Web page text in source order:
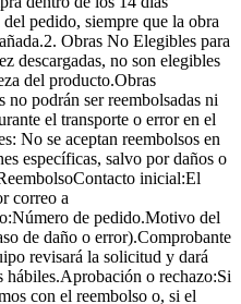
pedido, siempre que la obra
Obras No Elegibles para
descargadas, no son elegibles
del producto.Obras
no podrán ser reembolsadas ni
el transporte o error en el
No se aceptan reembolsos en
específicas, salvo por daños o
inicial:El
correo a
de pedido.Motivo del
de daño o error).Comprobante
revisará la solicitud y dará
hábiles.Aprobación o rechazo:Si
con el reembolso o, si el